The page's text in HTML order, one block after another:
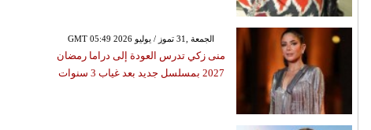
GMT 05:49 2026 الجمعة ,31 تموز / يوليو
منى زكي تدرس العودة إلى دراما رمضان
2027 بمسلسل جديد بعد غياب 3 سنوات